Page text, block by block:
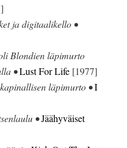
ja digitaalikello •
Blondien läpimurto
•Lust For Life [1977]
läpimurto •I
•Jäähyväiset